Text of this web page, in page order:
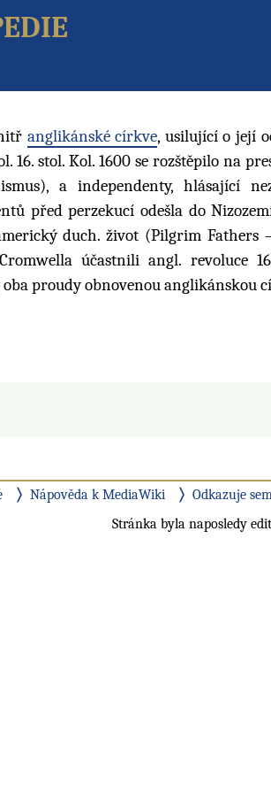
anglikánské církve, usilující o její
stol. Kol. 1600 se rozštěpilo na
a independenty, hlásající
před perzekucí odešla do
duch. život (Pilgrim Fathers
účastnili angl. revoluce
proudy obnovenou anglikánskou
Nápověda k MediaWiki Odkazuje
Stránka byla naposledy